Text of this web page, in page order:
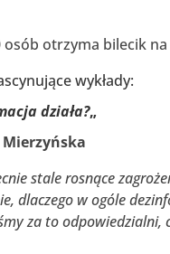
osób otrzyma bilecik
wykłady:
działa?„
stale rosnące
dlaczego w ogóle
za to